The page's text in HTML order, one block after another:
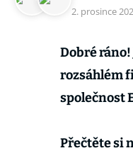
2. prosince
Dobré ráno!
rozsáhlém
společnost
Přečtěte si